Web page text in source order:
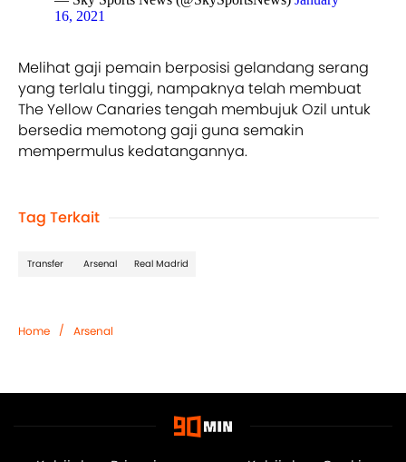
16, 2021
Melihat gaji pemain berposisi gelandang serang
yang terlalu tinggi, nampaknya telah membuat
The Yellow Canaries tengah membujuk Ozil untuk
bersedia memotong gaji guna semakin
mempermulus kedatangannya.
Tag Terkait
Transfer Arsenal Real Madrid
Home / Arsenal